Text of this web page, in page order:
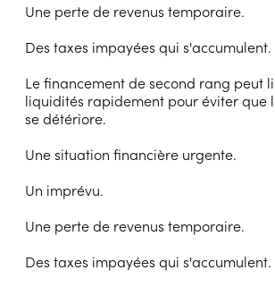
Une perte de revenus temporaire.
Des taxes impayées qui s'accumulent.
Le financement de second rang peut
liquidités rapidement pour éviter que
se détériore.
Une situation financière urgente.
Un imprévu.
Une perte de revenus temporaire.
Des taxes impayées qui s'accumulent.